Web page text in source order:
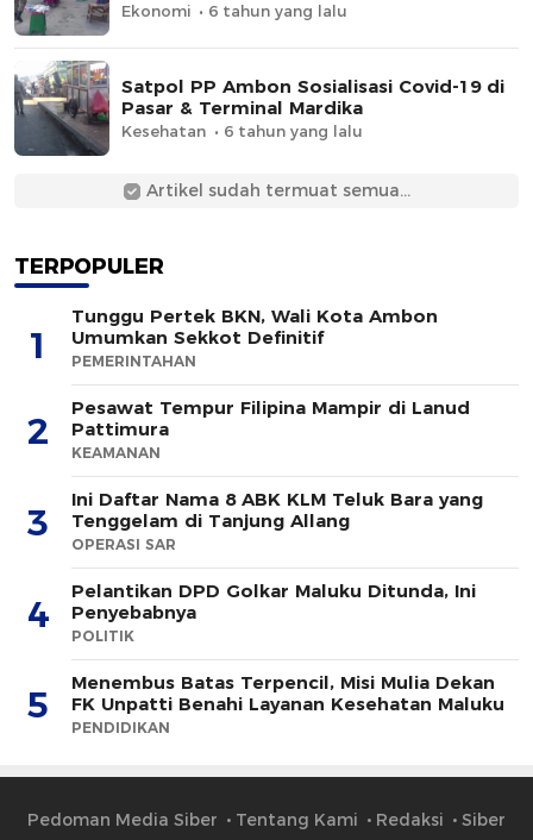
Ekonomi 6 tahun yang lalu
Satpol PP Ambon Sosialisasi Covid-19 di
Pasar & Terminal Mardika
Kesehatan 6 tahun yang lalu
Artikel sudah termuat semua...
TERPOPULER
1
Tunggu Pertek BKN, Wali Kota Ambon
Umumkan Sekkot Definitif
PEMERINTAHAN
2
Pesawat Tempur Filipina Mampir di Lanud
Pattimura
KEAMANAN
3
Ini Daftar Nama 8 ABK KLM Teluk Bara yang
Tenggelam di Tanjung Allang
OPERASI SAR
4
Pelantikan DPD Golkar Maluku Ditunda, Ini
Penyebabnya
POLITIK
5
Menembus Batas Terpencil, Misi Mulia Dekan
FK Unpatti Benahi Layanan Kesehatan Maluku
PENDIDIKAN
Pedoman Media Siber Tentang Kami Redaksi Siber